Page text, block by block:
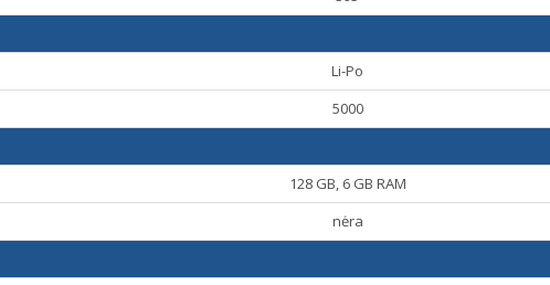
Li-Po
5000
128 GB, 6 GB RAM
nėra